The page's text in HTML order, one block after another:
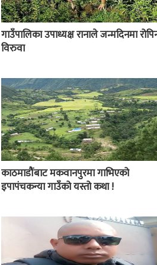
गाउँपालिका उपाध्यक्ष रानाले जन्मदिनमा
विरुवा
काठमाडौंबाट मकवानपुरमा गाभिएको
इपापंचकन्या गाउँको यस्तो कथा !